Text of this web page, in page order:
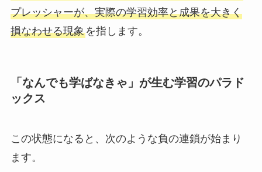
プレッシャーが、実際の学習効率と成果を大きく
損なわせる現象を指します。
「なんでも学ばなきゃ」が生む学習のパラド
ックス
この状態になると、次のような負の連鎖が始まり
ます。